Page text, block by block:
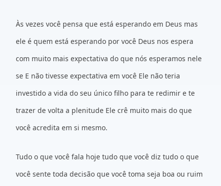
Às vezes você pensa que está esperando em Deus mas
ele é quem está esperando por você Deus nos espera
com muito mais expectativa do que nós esperamos nele
se E não tivesse expectativa em você Ele não teria
investido a vida do seu único filho para te redimir e te
trazer de volta a plenitude Ele crê muito mais do que
você acredita em si mesmo.
Tudo o que você fala hoje tudo que você diz tudo o que
você sente toda decisão que você toma seja boa ou ruim